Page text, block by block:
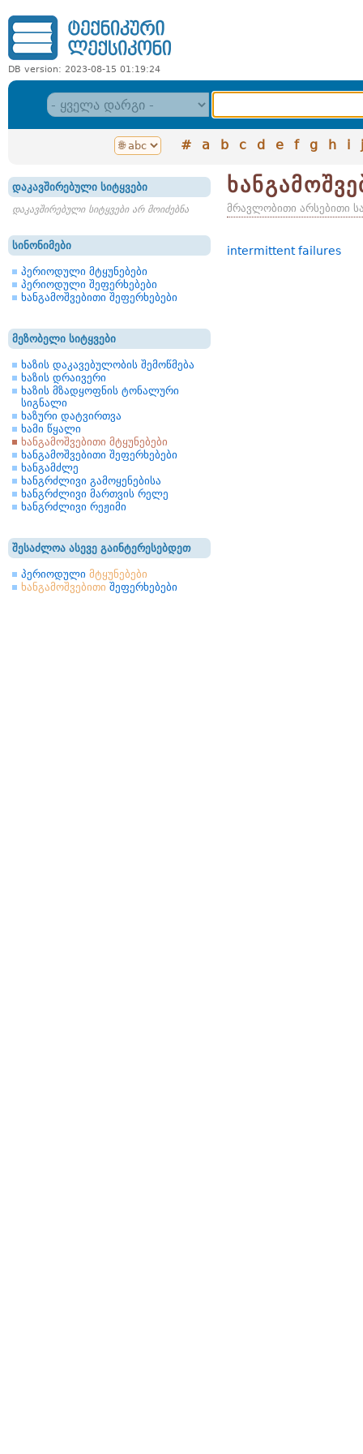
DB version: 2023-08-15 01:19:24
# a b c d e f g h i j
დაკავშირებული სიტყვები
დაკავშირებული სიტყვები არ მოიძებნა
სინონიმები
პერიოდული მტყუნებები
პერიოდული შეფერხებები
ხანგამოშვებითი შეფერხებები
მეზობელი სიტყვები
ხაზის დაკავებულობის შემოწმება
ხაზის დრაივერი
ხაზის მზადყოფნის ტონალური
სიგნალი
ხაზური დატვირთვა
ხამი წყალი
ხანგამოშვებითი მტყუნებები
ხანგამოშვებითი შეფერხებები
ხანგამძლე
ხანგრძლივი გამოყენებისა
ხანგრძლივი მართვის რელე
ხანგრძლივი რეჟიმი
შესაძლოა ასევე გაინტერესებდეთ
პერიოდული მტყუნებები
ხანგამოშვებითი შეფერხებები
მრავლობითი არსებითი
intermittent failures